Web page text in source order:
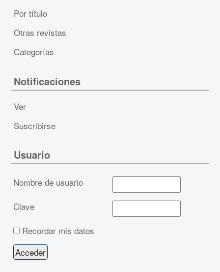
Por título
Otras revistas
Categorías
Notificaciones
Ver
Suscribirse
Usuario
Nombre de usuario
Clave
Recordar mis datos